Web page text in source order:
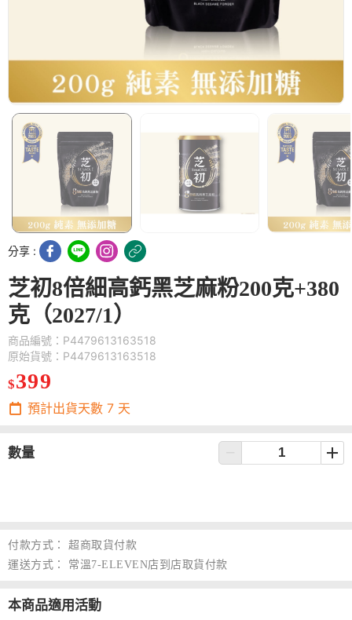
分享 :
芝初8倍細高鈣黑芝麻粉200克+380
克（2027/1）
商品編號：P4479613163518
原始貨號：P4479613163518
$399
預計出貨天數 7 天
數量
付款方式：
超商取貨付款
運送方式：
常溫7-ELEVEN店到店取貨付款
本商品適用活動